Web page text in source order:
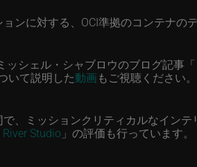
ンに対する、OCI準拠のコンテナの
ッシェル・シャブロウのブログ記事「
いて説明した動画もご視聴ください。
で、ミッションクリティカルなイン
Studio 」の評価も行っています。